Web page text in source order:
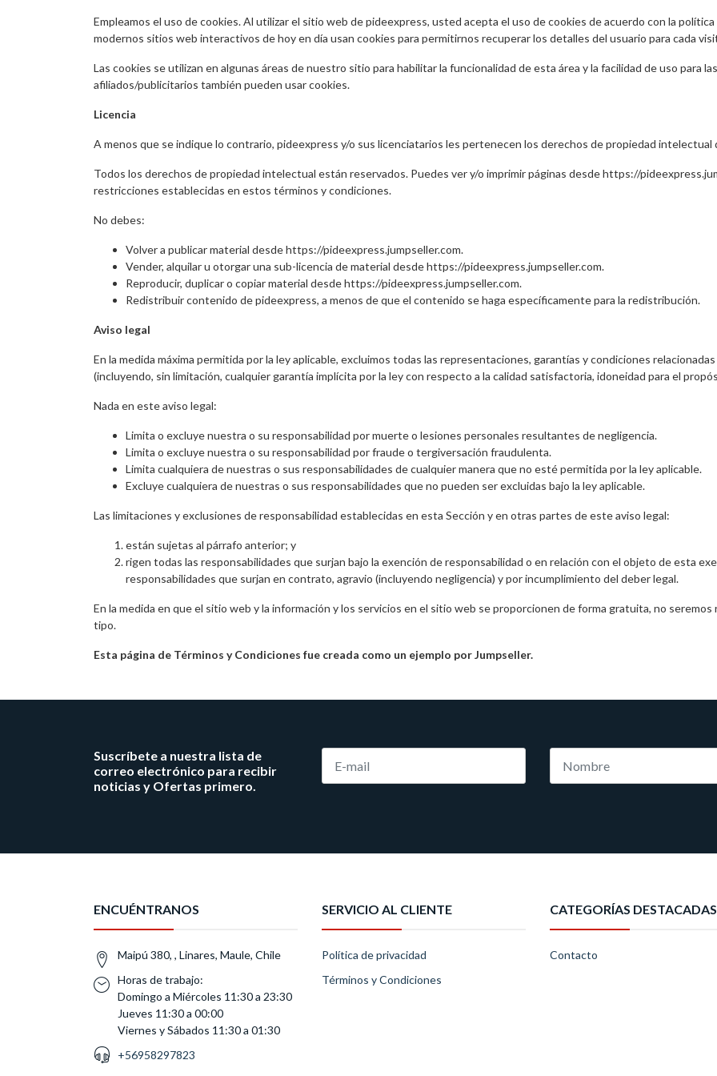
Empleamos el uso de cookies. Al utilizar el sitio web de pideexpress, usted acepta el uso de cookies de acuerdo con la
modernos sitios web interactivos de hoy en día usan cookies para permitirnos recuperar los detalles del usuario para cada
Las cookies se utilizan en algunas áreas de nuestro sitio para habilitar la funcionalidad de esta área y la facilidad de uso para
afiliados/publicitarios también pueden usar cookies.
Licencia
A menos que se indique lo contrario, pideexpress y/o sus licenciatarios les pertenecen los derechos de propiedad
Todos los derechos de propiedad intelectual están reservados. Puedes ver y/o imprimir páginas desde https://
restricciones establecidas en estos términos y condiciones.
No debes:
Volver a publicar material desde https://pideexpress.jumpseller.com.
Vender, alquilar u otorgar una sub-licencia de material desde https://pideexpress.jumpseller.com.
Reproducir, duplicar o copiar material desde https://pideexpress.jumpseller.com.
Redistribuir contenido de pideexpress, a menos de que el contenido se haga específicamente para la redistribución.
Aviso legal
En la medida máxima permitida por la ley aplicable, excluimos todas las representaciones, garantías y condiciones
(incluyendo, sin limitación, cualquier garantía implícita por la ley con respecto a la calidad satisfactoria, idoneidad para el
Nada en este aviso legal:
Limita o excluye nuestra o su responsabilidad por muerte o lesiones personales resultantes de negligencia.
Limita o excluye nuestra o su responsabilidad por fraude o tergiversación fraudulenta.
Limita cualquiera de nuestras o sus responsabilidades de cualquier manera que no esté permitida por la ley aplicable.
Excluye cualquiera de nuestras o sus responsabilidades que no pueden ser excluidas bajo la ley aplicable.
Las limitaciones y exclusiones de responsabilidad establecidas en esta Sección y en otras partes de este aviso legal:
están sujetas al párrafo anterior; y
rigen todas las responsabilidades que surjan bajo la exención de responsabilidad o en relación con el objeto de esta
responsabilidades que surjan en contrato, agravio (incluyendo negligencia) y por incumplimiento del deber legal.
En la medida en que el sitio web y la información y los servicios en el sitio web se proporcionen de forma gratuita, no
tipo.
Esta página de Términos y Condiciones fue creada como un ejemplo por Jumpseller.
Suscríbete a nuestra lista de
correo electrónico para recibir
noticias y Ofertas primero.
ENCUÉNTRANOS
Maipú 380, , Linares, Maule, Chile
Horas de trabajo:
Domingo a Miércoles 11:30 a 23:30
Jueves 11:30 a 00:00
Viernes y Sábados 11:30 a 01:30
+56958297823
SERVICIO AL CLIENTE
Política de privacidad
Términos y Condiciones
CATEGORÍAS DESTACADAS
Contacto